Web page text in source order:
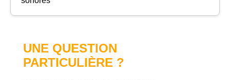
UNE QUESTION
PARTICULIÈRE ?